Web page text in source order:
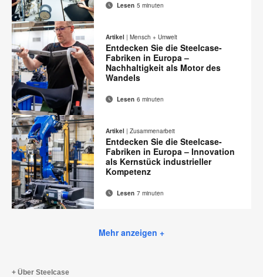
Auf
Facebook
teilen
Auf
Twitter
teilen
Auf
Pinterest
teilen
Auf
LinkedIn
teilen
E-
Mail-
Adresse
Diese
Seite
drucken
Lesen 5 minuten
Auf
Facebook
teilen
Auf
Twitter
teilen
Auf
Pinterest
teilen
Auf
LinkedIn
teilen
E-
Mail-
Adresse
Diese
Seite
drucken
Artikel | Mensch + Umwelt
Entdecken Sie die Steelcase-
Fabriken in Europa –
Nachhaltigkeit als Motor des
Wandels
Lesen 6 minuten
AufAufAufAuf E- Diese
drucken
Artikel | Zusammenarbeit
Entdecken Sie die Steelcase-
Fabriken in Europa – Innovation
als Kernstück industrieller
Kompetenz
Lesen 7 minuten
Mehr anzeigen +
Über Steelcase